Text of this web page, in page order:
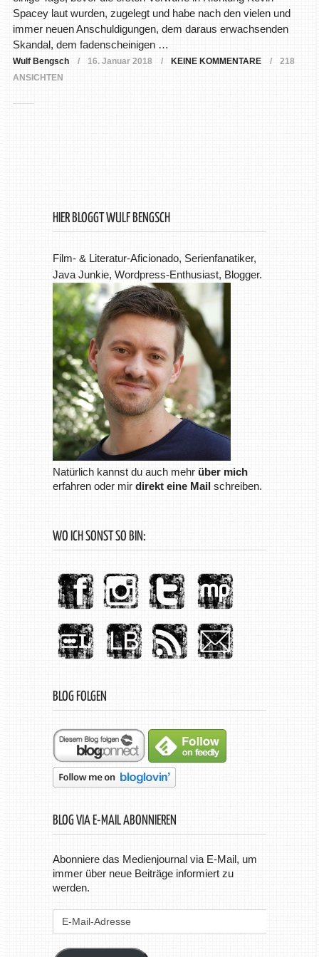
Spacey laut wurden, zugelegt und habe nach den vielen und
immer neuen Anschuldigungen, dem daraus erwachsenden
Skandal, dem fadenscheinigen …
Wulf Bengsch 16. Januar 2018 KEINE KOMMENTARE
218
ANSICHTEN
HIER BLOGGT WULF BENGSCH
Film- & Literatur-Aficionado, Serienfanatiker,
Java Junkie, Wordpress-Enthusiast, Blogger.
Natürlich kannst du auch mehr über mich
erfahren oder mir direkt eine Mailschreiben.
WO ICH SONST SO BIN:
BLOG FOLGEN
BLOG VIA E-MAIL ABONNIEREN
Abonniere das Medienjournal via E-Mail, um
immer über neue Beiträge informiert zu
werden.